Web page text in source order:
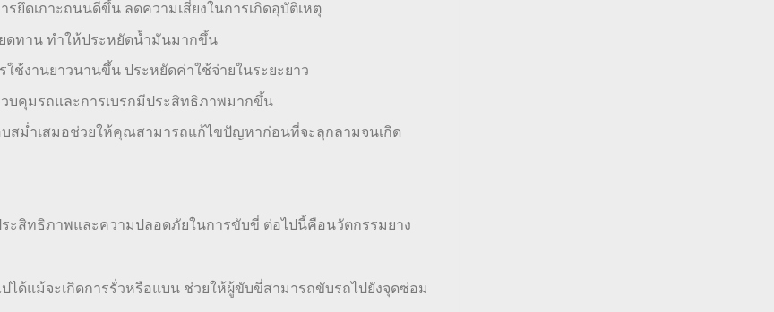
ยึดเกาะถนนดีขึ้น ลดความเสี่ยงในการเกิดอุบัติเหตุ
ดทาน ทำให้ประหยัดน้ำมันมากขึ้น
ช้งานยาวนานขึ้น ประหยัดค่าใช้จ่ายในระยะยาว
บคุมรถและการเบรกมีประสิทธิภาพมากขึ้น
บสม่ำเสมอช่วยให้คุณสามารถแก้ไขปัญหาก่อนที่จะลุกลามจนเกิด
ะสิทธิภาพและความปลอดภัยในการขับขี่ ต่อไปนี้คือนวัตกรรมยาง
ได้แม้จะเกิดการรั่วหรือแบน ช่วยให้ผู้ขับขี่สามารถขับรถไปยังจุดซ่อม